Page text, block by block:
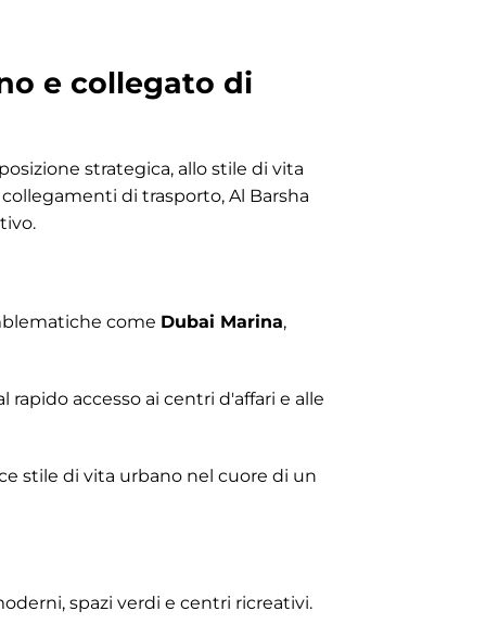
e collegato di
strategica, allo stile di vita
di trasporto, Al Barsha
come Dubai Marina,
accesso ai centri d'affari e alle
stile di vita urbano nel cuore di un
spazi verdi e centri ricreativi.